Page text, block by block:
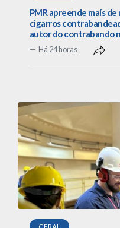
PMR apreende maís
cigarros
autor do contrabando
Há 24 horas